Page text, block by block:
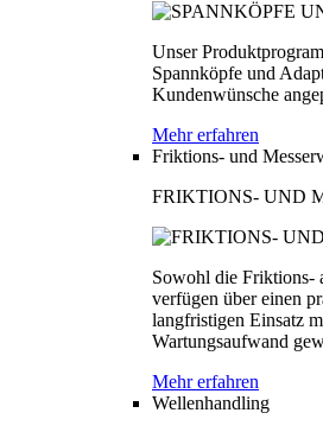
Unser
Spannköpfe und
Kundenwünsche
Mehr erfahren
Friktions- und
FRIKTIONS- UND
Sowohl die Friktions-
verfügen über einen
langfristigen Einsatz
Wartungsaufwand
Mehr erfahren
Wellenhandling